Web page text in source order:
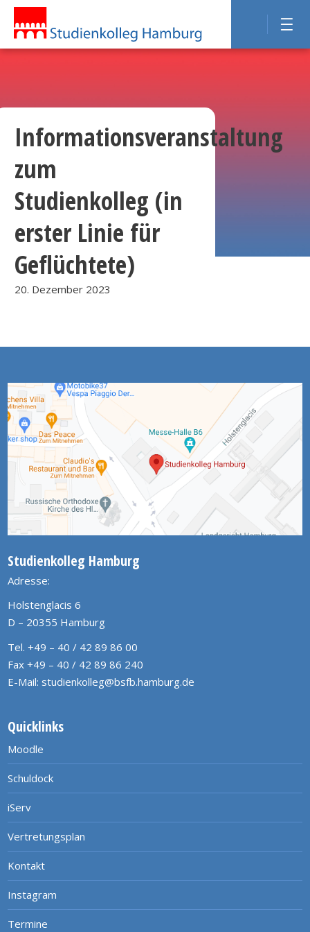
Informationsveranstaltung
zum
Studienkolleg (in
erster Linie für
Geflüchtete)
20. Dezember 2023
Studienkolleg Hamburg
Adresse:
Holstenglacis 6
D – 20355 Hamburg
Tel. +49 – 40 / 42 89 86 00
Fax +49 – 40 / 42 89 86 240
E-Mail: studienkolleg@bsfb.hamburg.de
Quicklinks
Moodle
Schuldock
iServ
Vertretungsplan
Kontakt
Instagram
Termine